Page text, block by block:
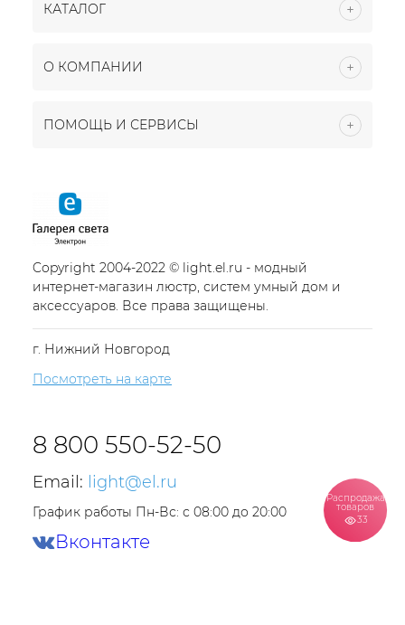
КАТАЛОГ
О КОМПАНИИ
ПОМОЩЬ И СЕРВИСЫ
Copyright 2004-2022 © light.el.ru - модный
интернет-магазин люстр, систем умный дом и
аксессуаров. Все права защищены.
г. Нижний Новгород
Посмотреть на карте
8 800 550-52-50
Email: light@el.ru
График работы Пн-Вс: с 08:00 до 20:00
Вконтакте
Распродажа
товаров
33